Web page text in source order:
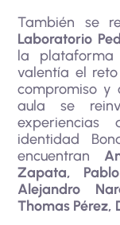
También se
Laboratorio
la plataforma
valentía el
compromiso y
aula se
identidad
encuentran
Zapata,
Alejandro
Thomas Pérez,